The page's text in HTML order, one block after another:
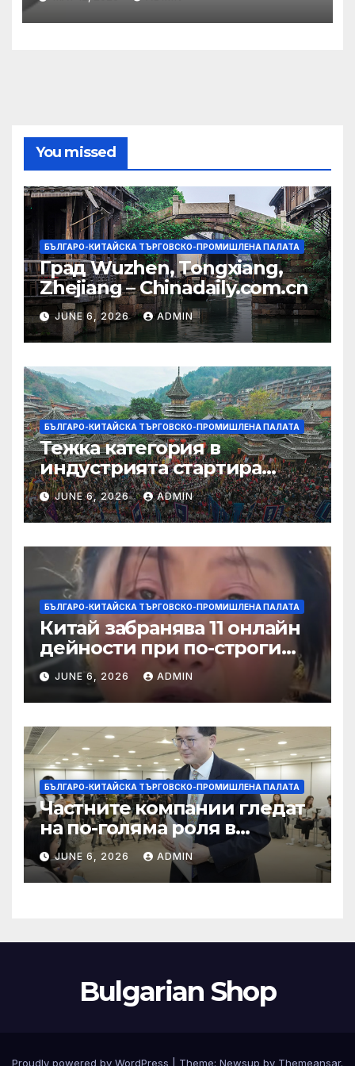
община
You missed
БЪЛГАРО-КИТАЙСКА ТЪРГОВСКО-ПРОМИШЛЕНА ПАЛАТА
Град Wuzhen, Tongxiang,
Zhejiang – Chinadaily.com.cn
JUNE 6, 2026 ADMIN
БЪЛГАРО-КИТАЙСКА ТЪРГОВСКО-ПРОМИШЛЕНА ПАЛАТА
Тежка категория в
индустрията стартира
алианс за космическа
слънчева енергия
JUNE 6, 2026 ADMIN
БЪЛГАРО-КИТАЙСКА ТЪРГОВСКО-ПРОМИШЛЕНА ПАЛАТА
Китай забранява 11 онлайн
дейности при по-строги
правила за ограничаване на
слуховете и
кибернасилниците
JUNE 6, 2026 ADMIN
БЪЛГАРО-КИТАЙСКА ТЪРГОВСКО-ПРОМИШЛЕНА ПАЛАТА
Частните компании гледат
на по-голяма роля в
стратегическата
енергетика
JUNE 6, 2026 ADMIN
Bulgarian Shop
Proudly powered by WordPress Theme: Newsup by Themeansar.